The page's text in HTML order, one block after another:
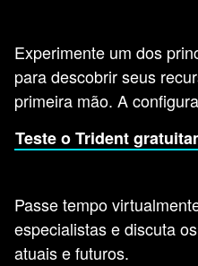
Experimente um dos
para descobrir seus
primeira mão. A
Teste o Trident
Passe tempo
especialistas e discuta
atuais e futuros.